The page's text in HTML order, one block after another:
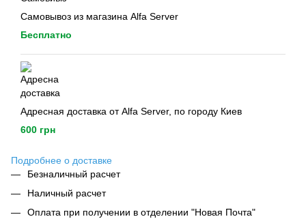
Самовывоз из магазина Alfa Server
Бесплатно
Адресная доставка от Alfa Server, по городу Киев
600 грн
Подробнее о доставке
Безналичный расчет
Наличный расчет
Оплата при получении в отделении "Новая Почта"